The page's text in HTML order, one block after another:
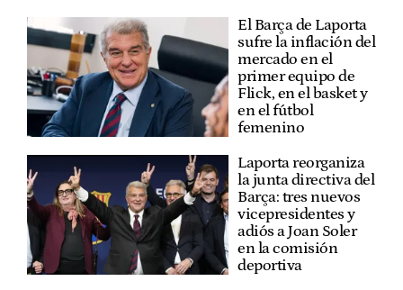
El Barça de Laporta
sufre la inflación del
mercado en el
primer equipo de
Flick, en el basket y
en el fútbol
femenino
Laporta reorganiza
la junta directiva del
Barça: tres nuevos
vicepresidentes y
adiós a Joan Soler
en la comisión
deportiva